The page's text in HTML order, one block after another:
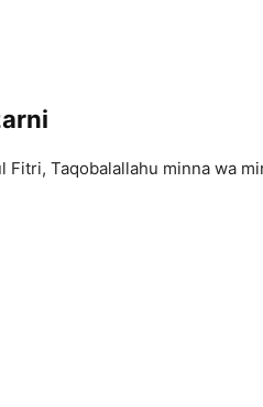
Fitri, Taqobalallahu minna wa